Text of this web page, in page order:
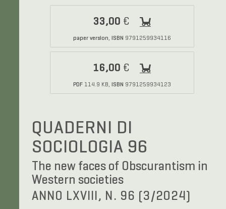
33,00 €
paper version, ISBN 9791259934116
16,00 €
PDF114.9 KB, ISBN 9791259934123
QUADERNI DI
SOCIOLOGIA 96
The new faces of Obscurantism in
Western societies
ANNO LXVIII, N. 96 (3/2024)